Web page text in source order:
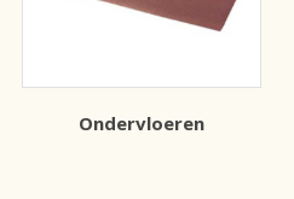
Ondervloeren